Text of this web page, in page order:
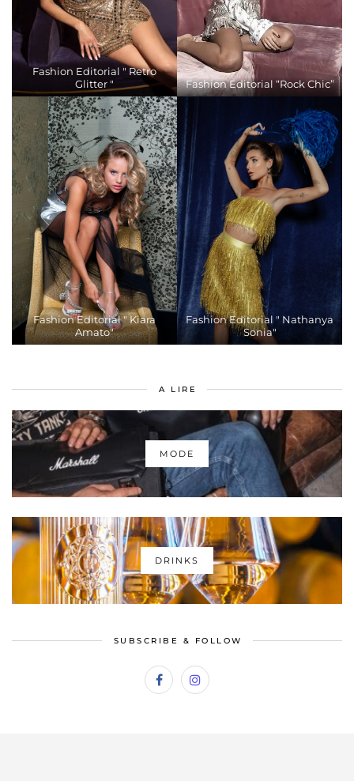
Fashion Editorial " Retro
Glitter "
Fashion Editorial “Rock Chic”
Fashion Editorial " Kiara
Amato"
Fashion Editorial " Nathanya
Sonia"
A LIRE
MODE
DRINKS
SUBSCRIBE & FOLLOW